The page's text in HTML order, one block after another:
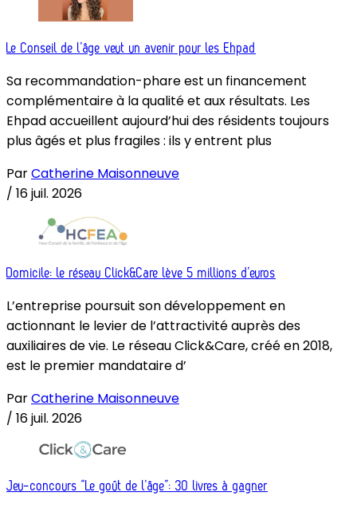
Le Conseil de l’âge veut un avenir pour les Ehpad
Sa recommandation-phare est un financement
complémentaire à la qualité et aux résultats. Les
Ehpad accueillent aujourd’hui des résidents toujours
plus âgés et plus fragiles : ils y entrent plus
ParCatherine Maisonneuve
/ 16 juil. 2026
Domicile: le réseau Click&Care lève 5 millions d’euros
L’entreprise poursuit son développement en
actionnant le levier de l’attractivité auprès des
auxiliaires de vie. Le réseau Click&Care, créé en 2018,
est le premier mandataire d’
ParCatherine Maisonneuve
/ 16 juil. 2026
Jeu-concours “Le goût de l’âge”: 30 livres à gagner